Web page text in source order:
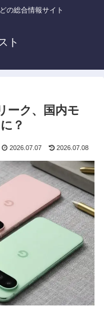
の総合情報サイト
ト
ーク、国内モ
？
2026.07.07 2026.07.08